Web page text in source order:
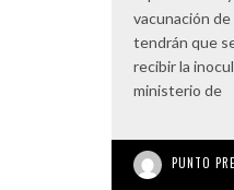
vacunación
tendrán que
recibir la
ministerio de
PUNTO